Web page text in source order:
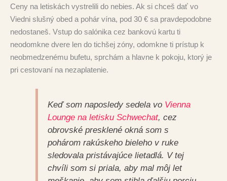
Ceny na letiskách vystrelili do nebies. Ak si chceš dať vo
Viedni slušný obed a pohár vína, pod 30 € sa pravdepodobne
nedostaneš. Vstup do salónika cez bankovú kartu ti
neodomkne dvere len do tichšej zóny, odomkne ti prístup k
neobmedzenému bufetu, sprchám a hlavne k pokoju, ktorý je
pri cestovaní na nezaplatenie.
Keď som naposledy sedela vo Vienna
Lounge na letisku Schwechat, cez
obrovské presklené okná som s
pohárom rakúskeho bieleho v ruke
sledovala pristávajúce lietadlá. V tej
chvíli som si priala, aby mal môj let